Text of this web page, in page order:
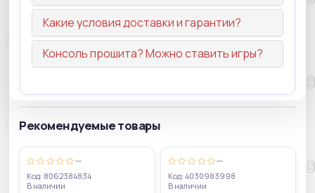
Какие условия доставки и гарантии?
Консоль прошита? Можно ставить игры?
Рекомендуемые товары
—
Код: 8062384834
В наличии
—
Код: 4030983998
В наличии